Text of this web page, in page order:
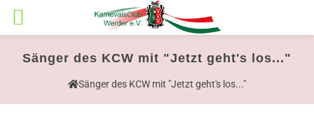
Sänger des KCW mit "Jetzt geht's los..."
Sänger des KCW mit "Jetzt geht's los..."